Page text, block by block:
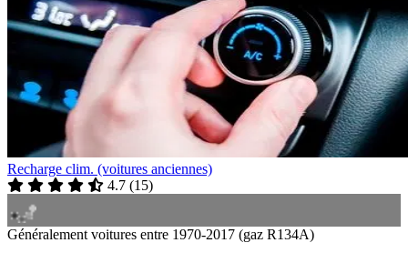
Recharge clim. (voitures anciennes)
4.7 (15)
Généralement voitures entre 1970-2017 (gaz R134A)